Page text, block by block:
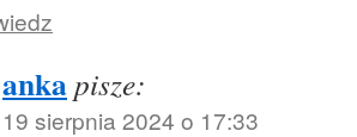
ankapisze:
19 sierpnia 2024 o 17:33